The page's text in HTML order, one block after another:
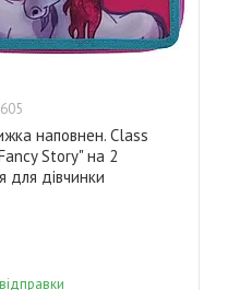
наповнен. Class
Story" на 2
для дівчинки